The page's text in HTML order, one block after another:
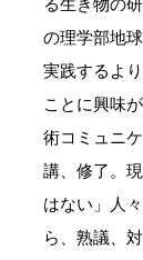
る生き物の
の理学部地
実践するよ
ことに興味
術コミュニ
講、修了。
はない」人
ら、熟議、